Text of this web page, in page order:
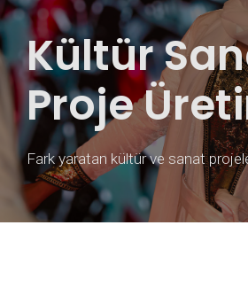
Kültür
Proje
Fark yaratan kültür ve sanat